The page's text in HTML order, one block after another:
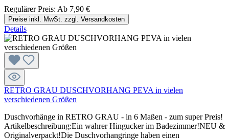
Regulärer Preis: Ab 7,90 €
Preise inkl. MwSt. zzgl. Versandkosten
Details
RETRO GRAU DUSCHVORHANG PEVA in vielen
verschiedenen Größen
Duschvorhänge in RETRO GRAU - in 6 Maßen - zum super Preis!
Artikelbeschreibung:Ein wahrer Hingucker im Badezimmer!NEU &
Originalverpackt!Die Duschvorhangringe haben einen